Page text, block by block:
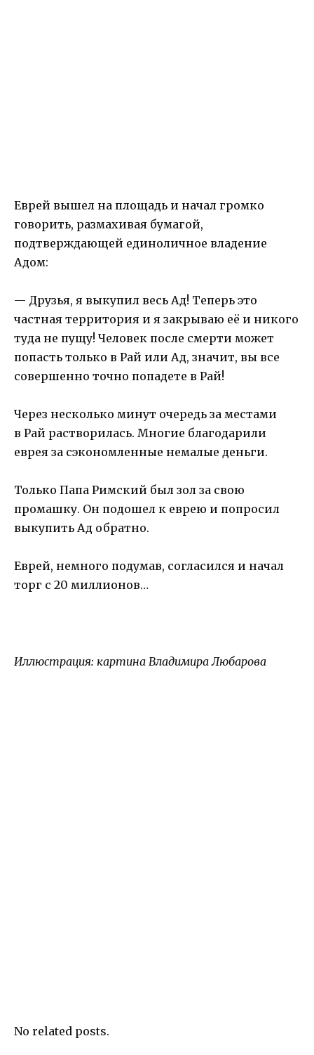
Еврей вышел на площадь и начал громко
говорить, размахивая бумагой,
подтверждающей единоличное владение
Адом:
— Друзья, я выкупил весь Ад! Теперь это
частная территория и я закрываю её и никого
туда не пущу! Человек после смерти может
попасть только в Рай или Ад, значит, вы все
совершенно точно попадете в Рай!
Через несколько минут очередь за местами
в Рай растворилась. Многие благодарили
еврея за сэкономленные немалые деньги.
Только Папа Римский был зол за свою
промашку. Он подошел к еврею и попросил
выкупить Ад обратно.
Еврей, немного подумав, согласился и начал
торг с 20 миллионов…
Иллюстрация: картина Владимира Любарова
No related posts.